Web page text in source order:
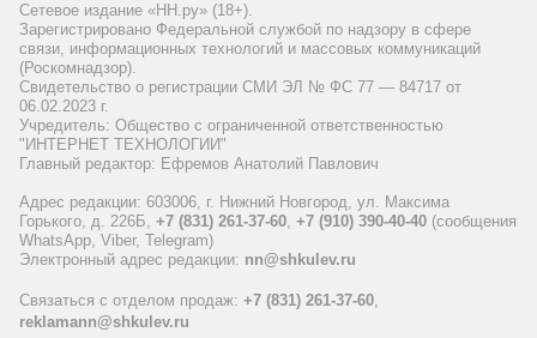
Сетевое издание «НН.ру» (18+).
Зарегистрировано Федеральной службой по надзору в сфере
связи, информационных технологий и массовых коммуникаций
(Роскомнадзор).
Свидетельство о регистрации СМИ ЭЛ № ФС 77 — 84717 от
06.02.2023 г.
Учредитель: Общество с ограниченной ответственностью
"ИНТЕРНЕТ ТЕХНОЛОГИИ"
Главный редактор: Ефремов Анатолий Павлович
Адрес редакции: 603006, г. Нижний Новгород, ул. Максима
Горького, д. 226Б, +7 (831) 261-37-60, +7 (910) 390-40-40 (сообщения
WhatsApp, Viber, Telegram)
Электронный адрес редакции: nn@shkulev.ru
Связаться с отделом продаж: +7 (831) 261-37-60,
reklamann@shkulev.ru